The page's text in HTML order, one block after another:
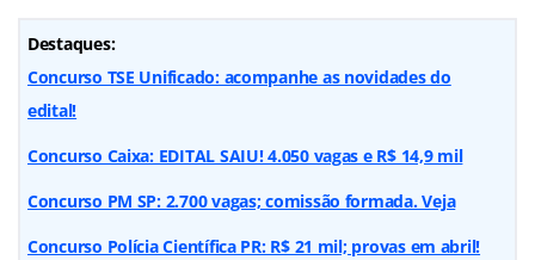
Destaques:
Concurso TSE Unificado: acompanhe as novidades do
edital!
Concurso Caixa: EDITAL SAIU! 4.050 vagas e R$ 14,9 mil
Concurso PM SP: 2.700 vagas; comissão formada. Veja
Concurso Polícia Científica PR: R$ 21 mil; provas em abril!